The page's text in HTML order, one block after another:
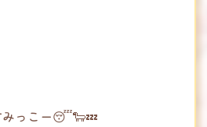
みっこー😴🐑💤